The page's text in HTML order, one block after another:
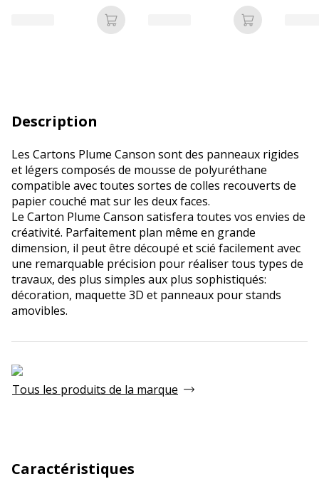
Ajouter au panier Ajouter au
Description
Les Cartons Plume Canson sont des panneaux rigides
et légers composés de mousse de polyuréthane
compatible avec toutes sortes de colles recouverts de
papier couché mat sur les deux faces.
Le Carton Plume Canson satisfera toutes vos envies de
créativité. Parfaitement plan même en grande
dimension, il peut être découpé et scié facilement avec
une remarquable précision pour réaliser tous types de
travaux, des plus simples aux plus sophistiqués:
décoration, maquette 3D et panneaux pour stands
amovibles.
Tous les produits de la marque
Caractéristiques